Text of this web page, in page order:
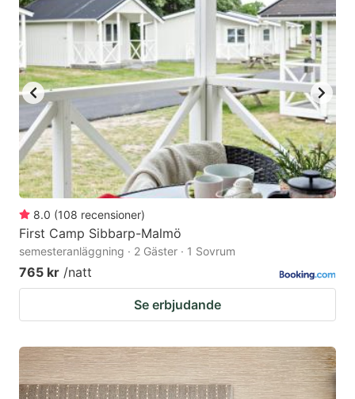
8.0 (108 recensioner)
First Camp Sibbarp-Malmö
semesteranläggning · 2 Gäster · 1 Sovrum
765 kr /natt
Se erbjudande